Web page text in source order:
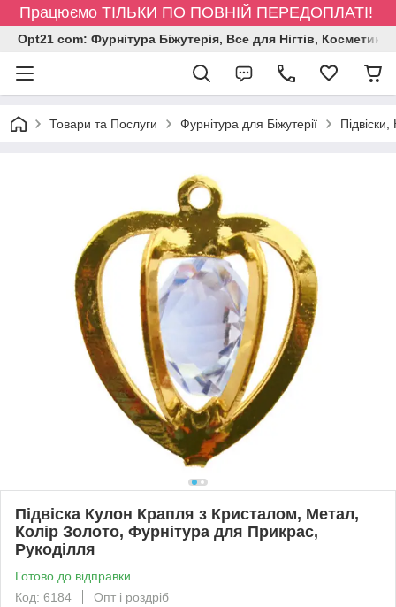
Працюємо ТІЛЬКИ ПО ПОВНІЙ ПЕРЕДОПЛАТІ!
Opt21 com: Фурнітура Біжутерія, Все для Нігтів, Косметика
Товари та Послуги Фурнітура для Біжутерії
Підвіска Кулон Крапля з Кристалом, Метал,
Колір Золото, Фурнітура для Прикрас,
Рукоділля
Готово до відправки
Код: 6184
Опт і роздріб